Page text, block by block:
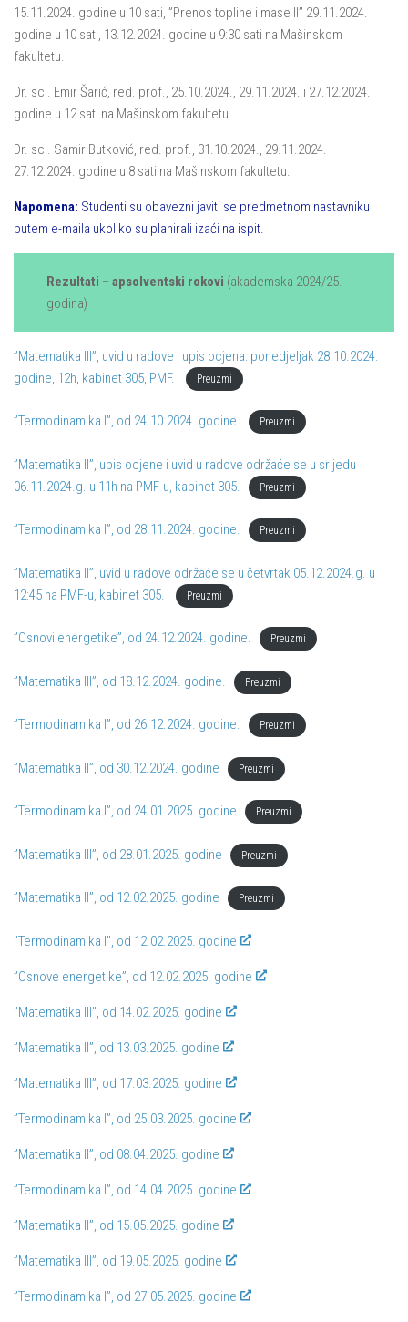
15.11.2024. godine u 10 sati, ”Prenos topline i mase II” 29.11.2024.
godine u 10 sati, 13.12.2024. godine u 9:30 sati na Mašinskom
fakultetu.
Dr. sci. Emir Šarić, red. prof., 25.10.2024., 29.11.2024. i 27.12.2024.
godine u 12 sati na Mašinskom fakultetu.
Dr. sci. Samir Butković, red. prof., 31.10.2024., 29.11.2024. i
27.12.2024. godine u 8 sati na Mašinskom fakultetu.
Napomena: Studenti su obavezni javiti se predmetnom nastavniku
putem e-maila ukoliko su planirali izaći na ispit.
Rezultati – apsolventski rokovi (akademska 2024/25.
godina)
”Matematika III”, uvid u radove i upis ocjena: ponedjeljak 28.10.2024.
godine, 12h, kabinet 305, PMF.
Preuzmi
”Termodinamika I”, od 24.10.2024. godine. Preuzmi
”Matematika II”, upis ocjene i uvid u radove održaće se u srijedu
06.11.2024.g. u 11h na PMF-u, kabinet 305.
Preuzmi
”Termodinamika I”, od 28.11.2024. godine. Preuzmi
”Matematika II”, uvid u radove održaće se u četvrtak 05.12.2024.g. u
12:45 na PMF-u, kabinet 305.
Preuzmi
”Osnovi energetike”, od 24.12.2024. godine. Preuzmi
”Matematika III”, od 18.12.2024. godine. Preuzmi
”Termodinamika I”, od 26.12.2024. godine. Preuzmi
”Matematika II”, od 30.12.2024. godine Preuzmi
”Termodinamika I”, od 24.01.2025. godine Preuzmi
”Matematika III”, od 28.01.2025. godine Preuzmi
”Matematika II”, od 12.02.2025. godine Preuzmi
”Termodinamika I”, od 12.02.2025. godine
”Osnove energetike”, od 12.02.2025. godine
”Matematika III”, od 14.02.2025. godine
”Matematika II”, od 13.03.2025. godine
”Matematika III”, od 17.03.2025. godine
”Termodinamika I”, od 25.03.2025. godine
”Matematika II”, od 08.04.2025. godine
”Termodinamika I”, od 14.04.2025. godine
”Matematika II”, od 15.05.2025. godine
”Matematika III”, od 19.05.2025. godine
”Termodinamika I”, od 27.05.2025. godine